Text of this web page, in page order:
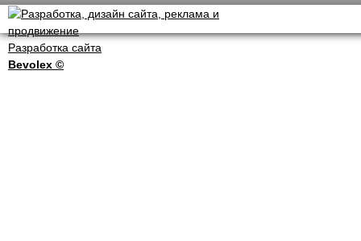
Разработка сайта
Bevolex ©